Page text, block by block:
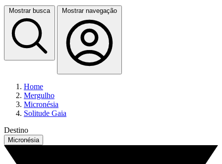
Mostrar busca Mostrar navegação
Home
Mergulho
Micronésia
Solitude Gaia
Destino
Micronésia